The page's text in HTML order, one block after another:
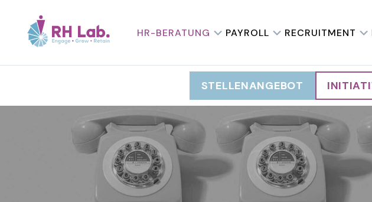
HR-BERATUNG PAYROLL RECRUITMENT
STELLENANGEBOT